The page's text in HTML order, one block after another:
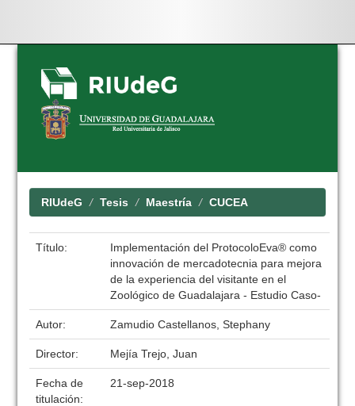
Skip
navigation
RIUdeG Tesis Maestría CUCEA
Título:
Implementación del ProtocoloEva® como
innovación de mercadotecnia para mejora
de la experiencia del visitante en el
Zoológico de Guadalajara - Estudio Caso-
Autor: Zamudio Castellanos, Stephany
Director: Mejía Trejo, Juan
Fecha de
titulación:
21-sep-2018